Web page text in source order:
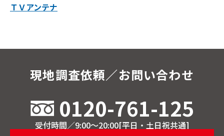
ＴＶアンテナ
現地調査依頼／お問い合わせ
0120-761-125
受付時間／9:00～20:00[平日・土日祝共通]